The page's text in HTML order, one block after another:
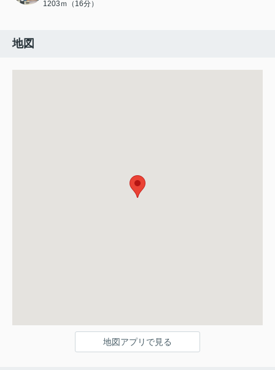
1203ｍ（16分）
地図
地図アプリで見る